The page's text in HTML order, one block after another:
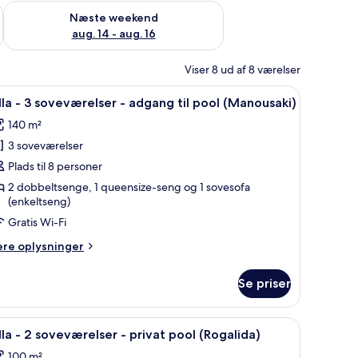
aug. 7 - aug. 9
Næste weekend
aug. 14 - aug. 16
Tjek tilgængelighed for næste weekend aug. 14 - aug. 16
Viser 8 ud af 8 værelser
tv, dvd-afspiller
(Rozare) | Opholdsområde | 42-tommers fladskærms-tv med
Villa - 3 soveværelser - adgang til pool
9 - 3 soveværelser - adgang til pool (Manousaki)
140 m²
3 soveværelser
Plads til 8 personer
2 dobbeltsenge, 1 queensize-seng og 1 sovesofa
(enkeltseng)
Gratis Wi-Fi
oplysninger
Se priser
tv, dvd-afspiller Villa - 2 soveværelser - privat pool
5 - 2 soveværelser - privat pool (Rogalida)